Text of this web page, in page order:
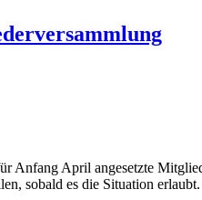
Anfang April angesetzte
sobald es die Situation erlaubt.